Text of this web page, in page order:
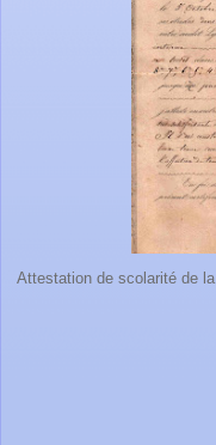
Attestation de scolarité de